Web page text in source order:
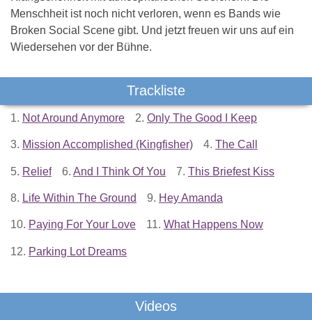
Menschheit ist noch nicht verloren, wenn es Bands wie
Broken Social Scene gibt. Und jetzt freuen wir uns auf ein
Wiedersehen vor der Bühne.
Trackliste
1. Not Around Anymore 2. Only The Good I Keep
3. Mission Accomplished (Kingfisher) 4. The Call
5. Relief 6. And I Think Of You 7. This Briefest Kiss
8. Life Within The Ground 9. Hey Amanda
10. Paying For Your Love 11. What Happens Now
12. Parking Lot Dreams
Videos